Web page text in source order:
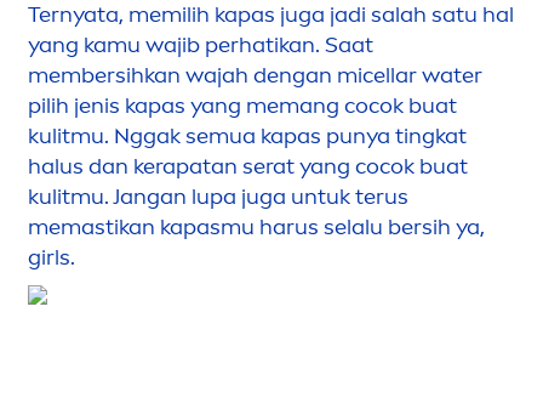
Ternyata, memilih kapas juga jadi salah satu hal
yang kamu wajib perhatikan. Saat
membersihkan wajah dengan micellar water
pilih jenis kapas yang memang cocok buat
kulitmu. Nggak semua kapas punya tingkat
halus dan kerapatan serat yang cocok buat
kulitmu. Jangan lupa juga untuk terus
memastikan kapasmu harus selalu bersih ya,
girls.